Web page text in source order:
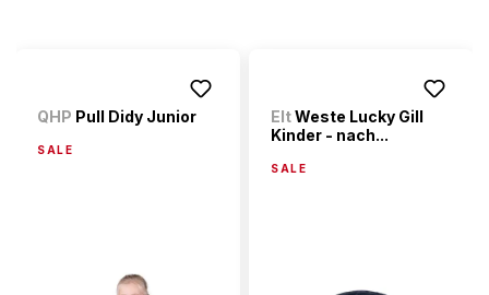
QHP Pull Didy Junior
SALE
EltWeste Lucky Gill
Kinder - nach...
SALE